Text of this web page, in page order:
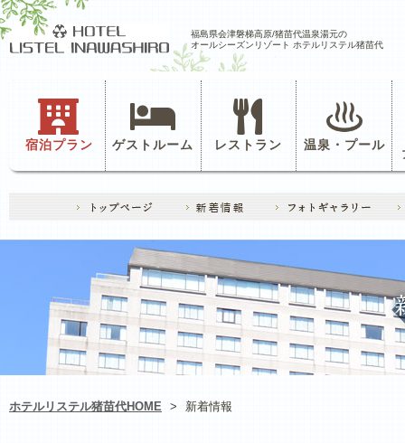
福島県会津磐梯高原/猪苗代温泉湯元の
オールシーズンリゾート ホテルリステル猪苗代
宿泊プラン ゲストルーム レストラン 温泉・プール
ホテルリステル猪苗代HOME > 新着情報